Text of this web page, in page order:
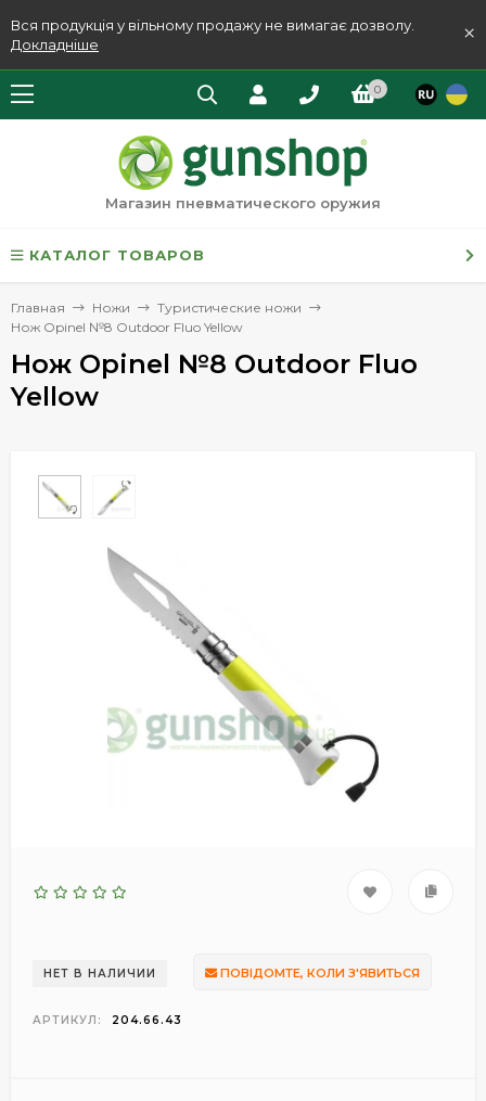
Вся продукція у вільному продажу не вимагає дозволу.
Докладніше
×
0
Магазин пневматического оружия
КАТАЛОГ ТОВАРОВ
Главная Ножи
Туристические ножи
Нож Opinel №8 Outdoor Fluo Yellow
Нож Opinel №8 Outdoor Fluo
Yellow
НЕТ В НАЛИЧИИ ПОВІДОМТЕ, КОЛИ З'ЯВИТЬСЯ
АРТИКУЛ: 204.66.43